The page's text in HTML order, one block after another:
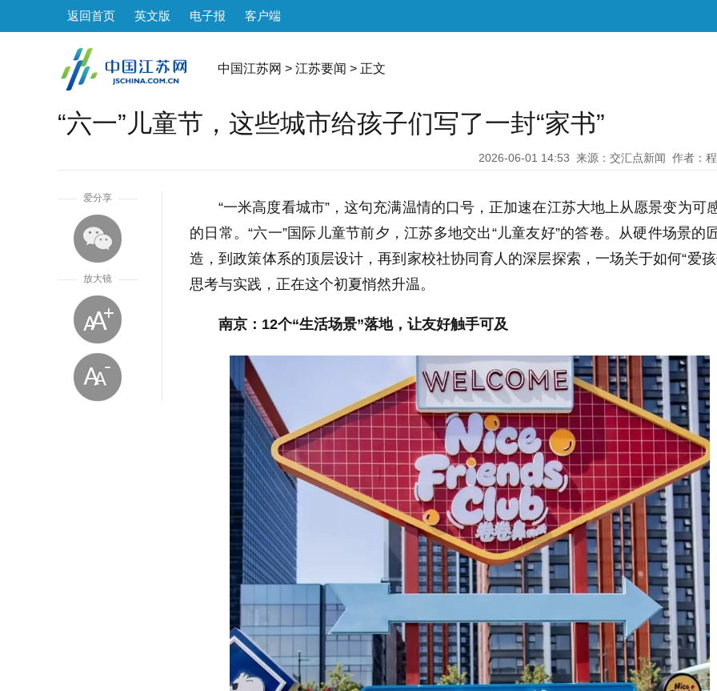
返回首页 英文版 电子报 客户端
中国江苏网 > 江苏要闻 > 正文
“六一”儿童节，这些城市给孩子们写了一封“家书”
2026-06-01 14:53 来源：交汇点新闻 作者：
爱分享
放大镜
“一米高度看城市”，这句充满温情的口号，正加速在江苏大地上从愿景变为可
的日常。“六一”国际儿童节前夕，江苏多地交出“儿童友好”的答卷。从硬件场景的
造，到政策体系的顶层设计，再到家校社协同育人的深层探索，一场关于如何“爱孩
思考与实践，正在这个初夏悄然升温。
南京：12个“生活场景”落地，让友好触手可及